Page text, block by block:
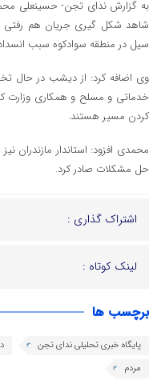
به گزارش ندای تجن- حسینعلی
شاهد شکل گیری جریان هم رفتی در
سیل در منطقه سوادکوه سبب
کردن مسیر هستند.
محمدی افزود: استاندار مازندران
حل مشکلات صادر کرد.
اشتراک گذاری :
لینک کوتاه :
برچسب ها
پایگاه خبری تحلیلی ندای تجن
مردم